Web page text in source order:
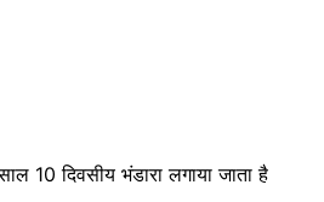
10 दिवसीय भंडारा लगाया जाता है